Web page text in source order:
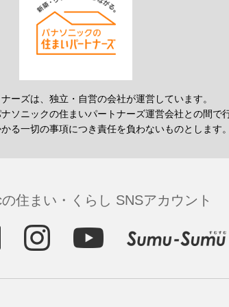
ーズは、独立・自営の会社が運営しています。
ソニックの住まいパートナーズ運営会社との間で
る一切の事項につき責任を負わないものとします。
住まい・くらし SNSアカウント